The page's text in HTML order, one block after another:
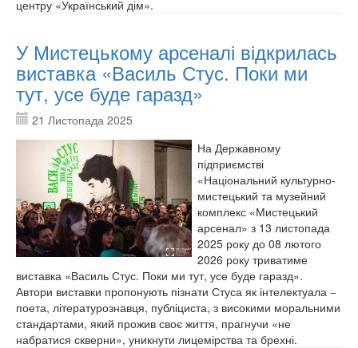
центру «Український дім».
У Мистецькому арсеналі відкрилась
виставка «Василь Стус. Поки ми
тут, усе буде гаразд»
21 Листопада 2025
На Державному
підприємстві
«Національний культурно-
мистецький та музейний
комплекс «Мистецький
арсенал» з 13 листопада
2025 року до 08 лютого
2026 року триватиме
виставка «Василь Стус. Поки ми тут, усе буде гаразд».
Автори виставки пропонують пізнати Стуса як інтелектуала −
поета, літературознавця, публіциста, з високими моральними
стандартами, який прожив своє життя, прагнучи «не
набратися скверни», уникнути лицемірства та брехні.